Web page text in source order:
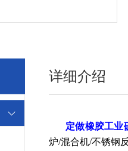
详细介绍
定做橡胶工业
炉/混合机/不锈钢